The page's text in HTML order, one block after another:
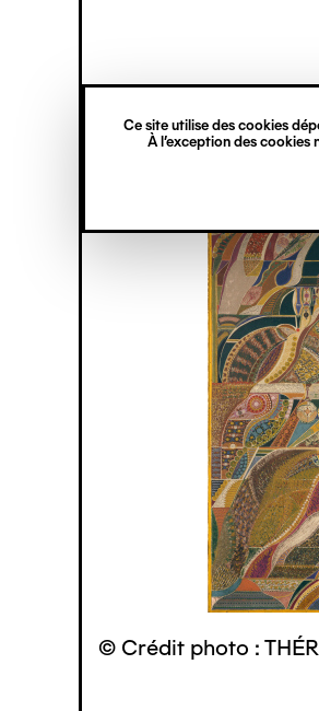
Ce site utilise des cookies
À l’exception des cookies
principal
verticale
© Crédit photo :